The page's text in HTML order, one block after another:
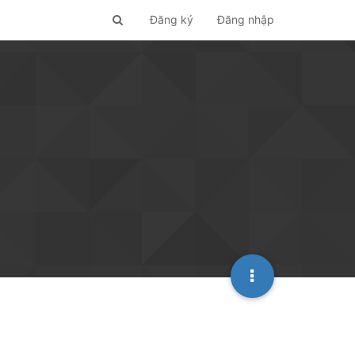
Đăng ký Đăng nhập